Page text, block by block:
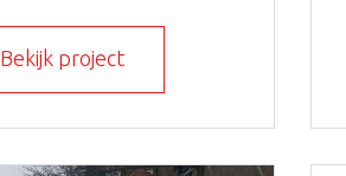
Bekijk project